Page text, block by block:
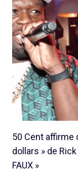
50 Cent affirme
dollars » de
FAUX »